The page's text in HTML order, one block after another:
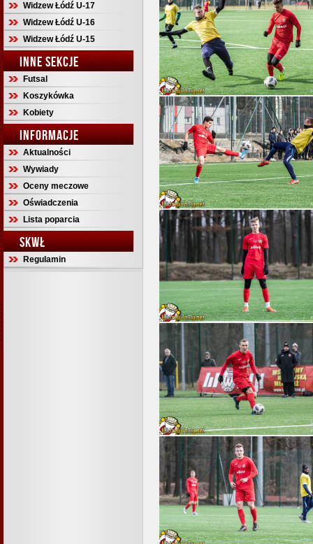
Widzew Łódź U-17
Widzew Łódź U-16
Widzew Łódź U-15
INNE SEKCJE
Futsal
Koszykówka
Kobiety
INFORMACJE
Aktualności
Wywiady
Oceny meczowe
Oświadczenia
Lista poparcia
SKWŁ
Regulamin